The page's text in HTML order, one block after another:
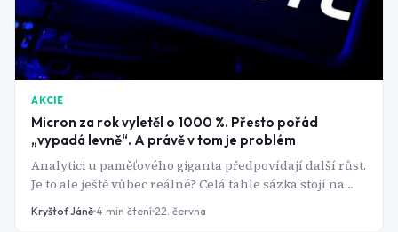
AKCIE
Micron za rok vyletěl o 1000 %. Přesto pořád
„vypadá levně“. A právě v tom je problém
Analytici u paměťového giganta předpovídají další růst.
Je to ale ještě vůbec reálné? Celá tahle sázka stojí na
jediném odvážném předpokladu: že nejstarší zákon
polovodičového byznysu, který tady byl dlouhá
Kryštof Jáně 4 min čtení 22. června